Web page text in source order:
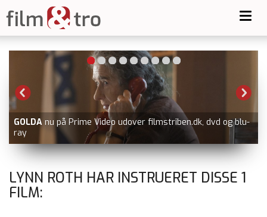
GOLDA nu på Prime Video udover filmstriben.dk, dvd og blu-
ray
LYNN ROTH HAR INSTRUERET DISSE 1
FILM: